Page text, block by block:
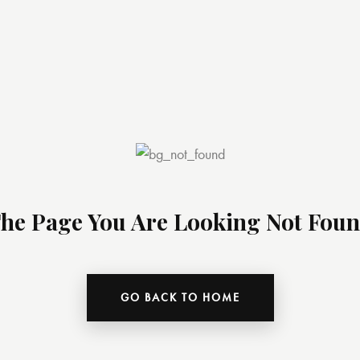
Page You Are Looking Not
GO BACK TO HOME